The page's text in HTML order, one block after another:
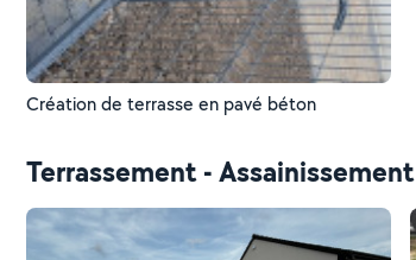
Création de terrasse en pavé béton
Terrassement - Assainissement